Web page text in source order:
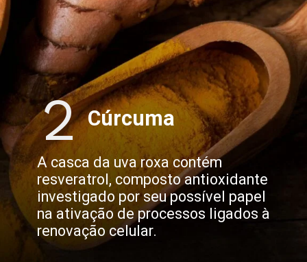
A casca da uva roxa contém
resveratrol, composto antioxidante
investigado por seu possível papel
na ativação de processos ligados à
renovação celular.
Cúrcuma
2